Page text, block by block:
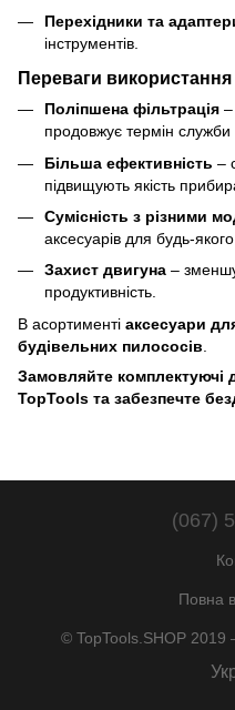
Перехідники та
інструментів.
Переваги використання
Поліпшена фільтрація –
продовжує термін служби
Більша ефективність –
підвищують якість
Сумісність з різними
аксесуарів для будь-
Захист двигуна –
продуктивність.
В асортименті аксесуари
будівельних пилососів
Замовляйте комплектуючі
TopTools та забезпечте
(067)
Повна
© TopTools.SHOP 2019